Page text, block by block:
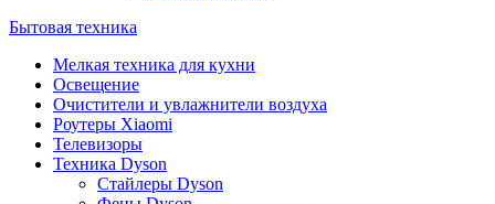
Бытовая техника
Мелкая техника для кухни
Освещение
Очистители и увлажнители воздуха
Роутеры Xiaomi
Телевизоры
Техника Dyson
Стайлеры Dyson